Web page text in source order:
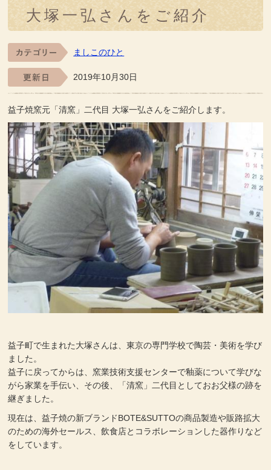
大塚一弘さんをご紹介
ましこのひと
2019年10月30日
益子焼窯元「清窯」二代目 大塚一弘さんをご紹介します。
益子町で生まれた大塚さんは、東京の専門学校で陶芸・美術を学び
ました。
益子に戻ってからは、窯業技術支援センターで釉薬について学びな
がら家業を手伝い、その後、「清窯」二代目としておお父様の跡を
継ぎました。
現在は、益子焼の新ブランドBOTE&SUTTOの商品製造や販路拡大
のための海外セールス、飲食店とコラボレーションした器作りなど
をしています。